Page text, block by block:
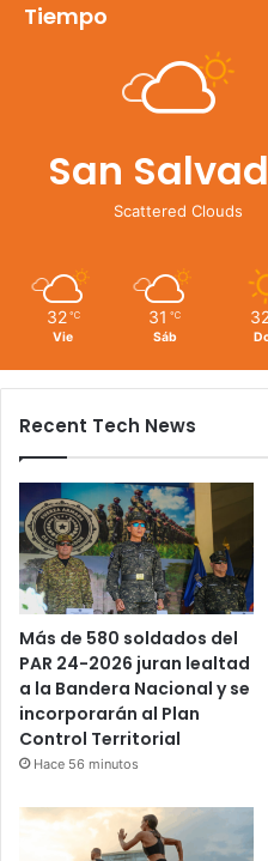
Tiempo
San
Scattered Clouds
32 ℃
Vie
31 ℃
Sáb
Recent Tech News
Más de 580 soldados del
PAR 24-2026 juran lealtad
a la Bandera Nacional y se
incorporarán al Plan
Control Territorial
Hace 56 minutos